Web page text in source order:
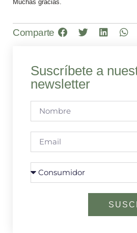
Muchas gracias.
Comparte
Suscríbete a
newsletter